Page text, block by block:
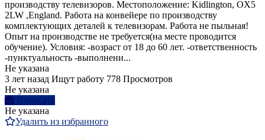
производству телевизоров. Местоположение: Kidlington, OX5
2LW ,England. Работа на конвейере по производству
комплектующих деталей к телевизорам. Работа не пыльная!
Опыт на производстве не требуется(на месте проводится
обучение). Условия: -возраст от 18 до 60 лет. -ответственность
-пунктуальность -выполнени...
Не указана
3 лет назад Ищут работу 778 Просмотров
Не указана
Написать
Не указана
Удалить из избранного